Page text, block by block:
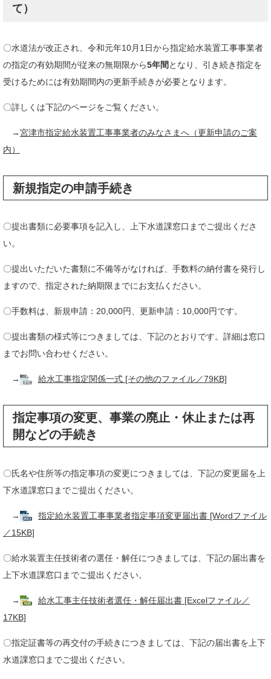
て）
〇水道法が改正され、令和元年10月1日から指定給水装置工事事業者
の指定の有効期間が従来の無期限から5年間 となり、引き続き指定を
受けるためには有効期間内の更新手続きが必要となります。
〇詳しくは下記のページをご覧ください。
→宮津市指定給水装置工事事業者のみなさまへ（更新申請のご案
内）
新規指定の申請手続き
〇提出書類に必要事項を記入し、上下水道課窓口までご提出くださ
い。
〇提出いただいた書類に不備等がなければ、手数料の納付書を発行し
ますので、指定された納期限までにお支払ください。
〇手数料は、新規申請：20,000円、更新申請：10,000円です。
〇提出書類の様式等につきましては、下記のとおりです。詳細は窓口
までお問い合わせください。
→ 給水工事指定関係一式 [その他のファイル／79KB]
指定事項の変更、事業の廃止・休止または再
開などの手続き
〇氏名や住所等の指定事項の変更につきましては、下記の変更届を上
下水道課窓口までご提出ください。
→
指定給水装置工事事業者指定事項変更届出書 [Wordファイル
／15KB]
〇給水装置主任技術者の選任・解任につきましては、下記の届出書を
上下水道課窓口までご提出ください。
→
給水工事主任技術者選任・解任届出書 [Excelファイル／
17KB]
〇指定証書等の再交付の手続きにつきましては、下記の届出書を上下
水道課窓口までご提出ください。